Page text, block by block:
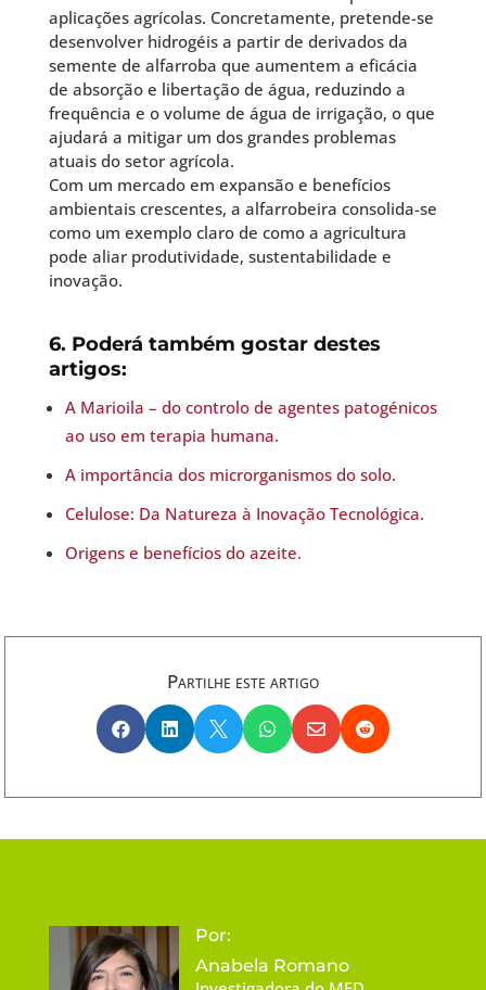
aplicações agrícolas. Concretamente, pretende-se
desenvolver hidrogéis a partir de derivados da
semente de alfarroba que aumentem a eficácia
de absorção e libertação de água, reduzindo a
frequência e o volume de água de irrigação, o que
ajudará a mitigar um dos grandes problemas
atuais do setor agrícola.
Com um mercado em expansão e benefícios
ambientais crescentes, a alfarrobeira consolida-se
como um exemplo claro de como a agricultura
pode aliar produtividade, sustentabilidade e
inovação.
6. Poderá também gostar destes
artigos:
A Marioila – do controlo de agentes patogénicos
ao uso em terapia humana.
A importância dos microrganismos do solo.
Celulose: Da Natureza à Inovação Tecnológica.
Origens e benefícios do azeite.
Partilhe este artigo
     
Por:
Anabela Romano